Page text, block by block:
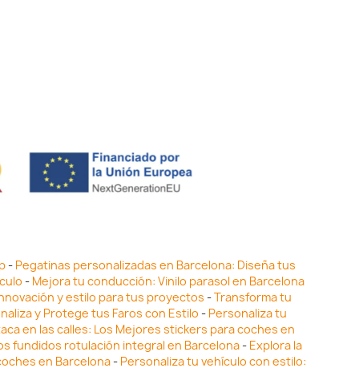
- Pegatinas personalizadas en Barcelona: Diseña tus
- Mejora tu conducción: Vinilo parasol en Barcelona
y estilo para tus proyectos -Transforma tu
y Protege tus Faros con Estilo - Personaliza tu
en las calles: Los Mejores stickers para coches en
fundidos rotulación integral en Barcelona- Explora la
en Barcelona- Personaliza tu vehículo con estilo: